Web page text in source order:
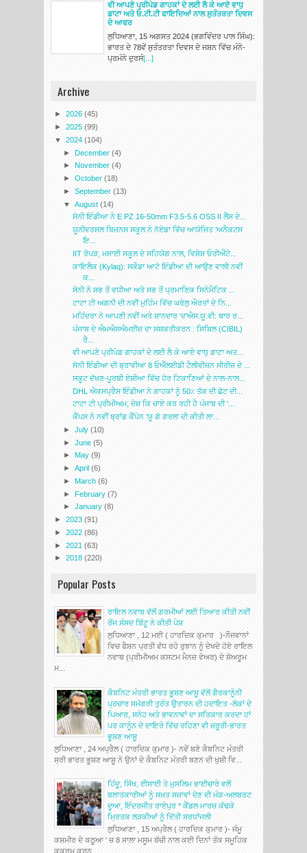
ਵੀ ਆਪਣੇ ਪ੍ਰੀਪੇਡ ਗਾਹਕਾਂ ਦੇ ਲਈ ਲੈ ਕੇ ਆਏ ਵਾਧੁ
ਡਾਟਾ ਅਤੇ ਓ.ਟੀ.ਟੀ ਫਾਇਦਿਆਂ ਨਾਲ ਸੁਤੰਤਰਤਾ ਦਿਵਸ
ਦੇ ਆਫਰ
ਲੁਧਿਆਣਾ, 15 ਅਗਸਤ 2024 (ਭਗਵਿੰਦਰ ਪਾਲ ਸਿੰਘ):
ਭਾਰਤ ਦੇ 78ਵੇਂ ਸੁਤੰਤਰਤਾ ਦਿਵਸ ਦੇ ਜਸ਼ਨ ਵਿੱਚ ਮੰਨੇ-
ਪ੍ਰਮੰਨੇ ਦੁਰਸੰ[...]
Archive
► 2026 (45)
► 2025 (99)
▼ 2024 (104)
► December(4)
► November(4)
►October(18)
►September(13)
▼August(14)
ਸੋਨੀ ਇੰਡੀਆ ਨੇ E PZ 16-50mm F3.5-5.6 OSS II ਲੈਂਸ ਦੇ...
ਯੂਨੀਵਰਸਲ ਬਿਜ਼ਨਸ ਸਕੂਲ ਨੇ ਨੋਏਡਾ ਵਿੱਚ ਆਯੋਜਿਤ ‘ਅਨੈਕਟਸ
ਇ...
IIT ਰੋਪੜ, ਮਸਾਈ ਸਕੂਲ ਦੇ ਸਹਿਯੋਗ ਨਾਲ, ਵਿਸ਼ੇਸ਼ ਓਰੀਐਂਟੇ...
ਕਾਇਲੈਕ (Kylaq): ਸਕੌਡਾ ਆਟੋ ਇੰਡੀਆ ਦੀ ਆਉਣ ਵਾਲੀ ਨਵੀਂ
ਕ...
ਸੋਨੀ ਨੇ ਸਭ ਤੋਂ ਵਧੀਆ ਅਤੇ ਸਭ ਤੋਂ ਪ੍ਰਮਾਣਿਕ ਸਿਨੇਮੈਟਿਕ ...
ਟਾਟਾ ਟੀ ਅਗਨੀ ਦੀ ਨਵੀਂ ਮੁਹਿੰਮ ਵਿੱਚ ਘਰੇਲੁ ਔਰਤਾਂ ਦੇ ਨਿ...
ਮਹਿੰਦਰਾ ਨੇ ਆਪਣੀ ਨਵੀਂ ਅਤੇ ਸ਼ਾਨਦਾਰ ‘ਦ’ਐਸ.ਯੂ.ਵੀ: ਥਾਰ ਰ...
ਪੰਜਾਬ ਦੇ ਐਮਐਸਐਮਈਜ਼ ਦਾ ਸਸ਼ਕਤੀਕਰਨ : ਸਿਬਿਲ (CIBIL)
ਰੈ...
ਵੀ ਆਪਣੇ ਪ੍ਰੀਪੇਡ ਗਾਹਕਾਂ ਦੇ ਲਈ ਲੈ ਕੇ ਆਏ ਵਾਧੁ ਡਾਟਾ ਅਤ...
ਸੋਨੀ ਇੰਡੀਆ ਦੀ ਬ੍ਰਾਵੀਆ 8 ਓਐੱਲਈਡੀ ਟੈਲੀਵੀਜ਼ਨ ਸੀਰੀਜ਼ ਦੇ ...
ਸਕੂਟ ਦੱਖਣ-ਪੂਰਬੀ ਏਸ਼ੀਆ ਵਿੱਚ ਹੋਰ ਟਿਕਾਣਿਆਂ ਦੇ ਨਾਲ-ਨਾਲ...
DHL ਐਕਸਪ੍ਰੈਸ ਇੰਡੀਆ ਨੇ ਗਾਹਕਾਂ ਨੂੰ 50٪ ਤੱਕ ਦੀ ਛੋਟ ਦੀ...
ਟਾਟਾ ਟੀ ਪ੍ਰੀਮੀਅਮ, ਦੇਸ਼ ਕਿ ਚਾਏ ਕਰ ਰਹੀ ਹੈ ਪੰਜਾਬ ਦੀ '...
ਕੈਂਪਸ ਨੇ ਨਵੀਂ ਬ੍ਰਾਂਡ ਕੈਂਪੇਨ 'ਯੂ ਗੋ ਗਰਲ' ਦੀ ਕੀਤੀ ਲਾ...
►July(10)
►June(5)
► May(9)
►April(6)
►March(6)
►February(7)
►January(8)
► 2023 (91)
► 2022 (86)
► 2021 (63)
► 2018 (220)
Popular Posts
ਰਾਇਲ ਨਵਾਬ ਵੱਲੋਂ ਗਰਮੀਆਂ ਲਈ ਤਿਆਰ ਕੀਤੀ ਨਵੀਂ
ਰੇਂਜ ਸੰਸਦ ਬਿੱਟੂ ਨੇ ਕੀਤੀ ਪੇਸ਼
ਲੁਧਿਆਣਾ , 12 ਮਈ ( ਹਾਰਦਿਕ ਕੁਮਾਰ )-ਨੌਜਵਾਨਾਂ
ਵਿਚ ਫੈਸ਼ਨ ਪ੍ਰਤੀ ਵੱਧ ਰਹੇ ਰੁਝਾਨ ਨੂੰ ਦੇਖਦੇ ਹੋਏ ਰਾਇਲ
ਨਵਾਬ (ਪ੍ਰੀਮੀਅਮ ਕਸਟਮ ਮੈਨਜ਼ ਵੇਅਰ) ਦੇ ਸ਼ੋਅਰੂਮ
ਮ...
ਕੈਬਨਿਟ ਮੰਤਰੀ ਭਾਰਤ ਭੂਸ਼ਣ ਆਸ਼ੂ ਵੱਲੋਂ ਗੈਰਕਾਨੂੰਨੀ
ਪ੍ਰਚਾਰ ਸਮੱਗਰੀ ਤੁਰੰਤ ਉਤਾਰਨ ਦੀ ਹਦਾਇਤ -ਲੋਕਾਂ ਦੇ
ਪਿਆਰ, ਸਨੇਹ ਅਤੇ ਭਾਵਨਾਵਾਂ ਦਾ ਸਤਿਕਾਰ ਕਰਦਾ ਹਾਂ
ਪਰ ਕਾਨੂੰਨ ਦੇ ਦਾਇਰੇ ਵਿੱਚ ਰਹਿਣਾ ਵੀ ਜ਼ਰੂਰੀ-ਭਾਰਤ
ਭੂਸ਼ਣ ਆਸ਼ੂ
ਲੁਧਿਆਣਾ , 24 ਅਪ੍ਰੈਲ ( ਹਾਰਦਿਕ ਕੁਮਾਰ )- ਨਵੇਂ ਬਣੇ ਕੈਬਨਿਟ ਮੰਤਰੀ
ਸ੍ਰੀ ਭਾਰਤ ਭੂਸ਼ਣ ਆਸ਼ੂ ਨੇ ਉਨਾਂ ਦੇ ਕੈਬਨਿਟ ਮੰਤਰੀ ਬਣਨ ਦੀ ਖੁਸ਼ੀ ਵਿ...
ਹਿੰਦੂ, ਸਿੱਖ, ਈਸਾਈ ਤੇ ਮੁਸਲਿਮ ਭਾਈਚਾਰੇ ਵਲੋਂ
ਬਲਾਤਕਾਰੀਆਂ ਨੂੰ ਸਖ਼ਤ ਸਜ਼ਾਵਾਂ ਦੇਣ ਦੀ ਮੰਗ-ਅਲਬਰਟ
ਦੂਆ, ਇੰਦਰਜੀਤ ਰਾਏਪੁਰ * ਕੈਂਡਲ ਮਾਰਚ ਕੱਢਕੇ
ਮ੍ਰਿਤਕ ਲੜਕੀਆਂ ਨੂੰ ਦਿੱਤੀ ਸ਼ਰਧਾਂਜਲੀ
ਲੁਧਿਆਣਾ , 15 ਅਪ੍ਰੈਲ ( ਹਾਰਦਿਕ ਕੁਮਾਰ )- ਜੰਮੂ
ਕਸ਼ਮੀਰ ਦੇ ਕਠੂਆ ' ਚ 8 ਸਾਲਾ ਮਸੂਮ ਬੱਚੀ ਨਾਲ ਕਈ ਦਿਨਾਂ ਤੱਕ ਸਮੂਹਿਕ
ਕੁਕਰਮ ਕਰਨ...